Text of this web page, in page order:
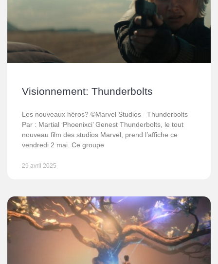
Visionnement: Thunderbolts
Les nouveaux héros? ©Marvel Studios– Thunderbolts
Par : Martial ‘Phoenixci’ Genest Thunderbolts, le tout
nouveau film des studios Marvel, prend l’affiche ce
vendredi 2 mai. Ce groupe
29 avril 2025